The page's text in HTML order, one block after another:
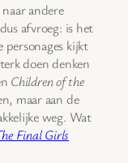
andere
afvroeg: is het
personages kijkt
doen denken
Children of the
maar aan de
weg. Wat
Final Girls